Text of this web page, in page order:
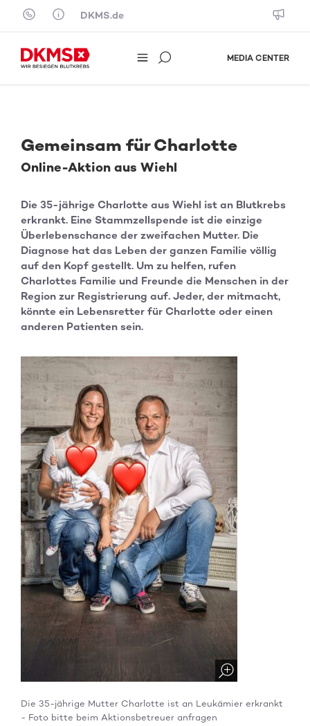
Skip to content
DKMS.de
MEDIA CENTER
Gemeinsam für Charlotte
Online-Aktion aus Wiehl
Die 35-jährige Charlotte aus Wiehl ist an Blutkrebs
erkrankt. Eine Stammzellspende ist die einzige
Überlebenschance der zweifachen Mutter. Die
Diagnose hat das Leben der ganzen Familie völlig
auf den Kopf gestellt. Um zu helfen, rufen
Charlottes Familie und Freunde die Menschen in der
Region zur Registrierung auf. Jeder, der mitmacht,
könnte ein Lebensretter für Charlotte oder einen
anderen Patienten sein.
Die 35-jährige Mutter Charlotte ist an Leukämier erkrankt
- Foto bitte beim Aktionsbetreuer anfragen